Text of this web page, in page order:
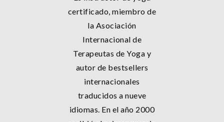
certificado, miembro de
la Asociación
Internacional de
Terapeutas de Yoga y
autor de bestsellers
internacionales
traducidos a nueve
idiomas. En el año 2000